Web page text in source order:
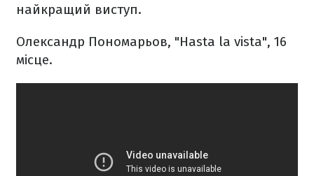
найкращий виступ.
Олександр Пономарьов, "Hasta la vista", 16
місце.